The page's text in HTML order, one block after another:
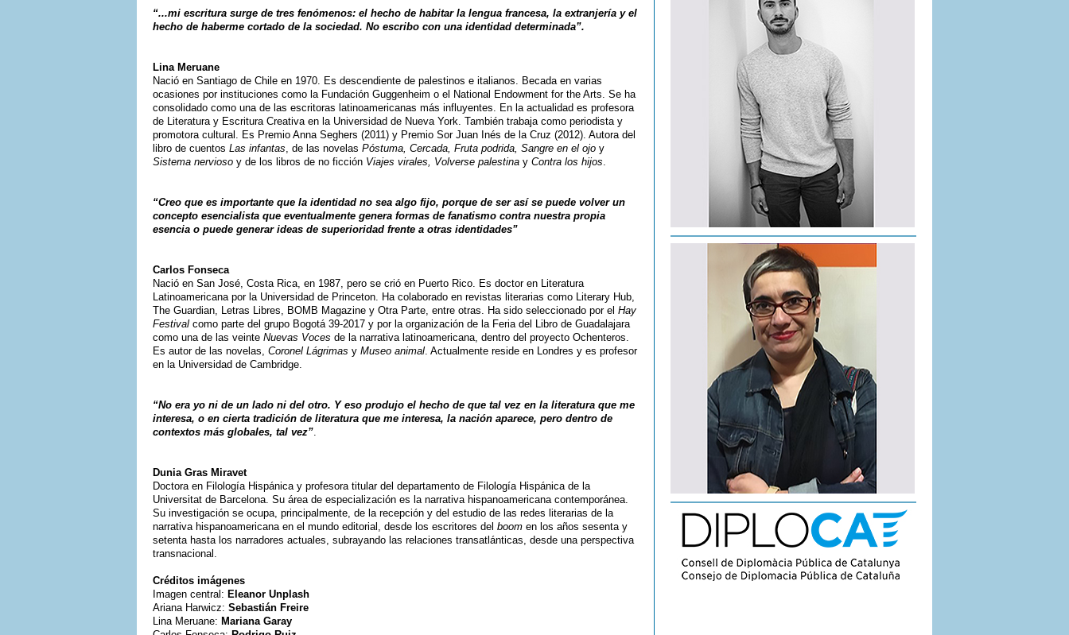
“...mi escritura surge de tres fenómenos: el hecho de habitar la lengua francesa, la extranjería y el
hecho de haberme cortado de la sociedad. No escribo con una identidad determinada”.
Lina Meruane
Nació en Santiago de Chile en 1970. Es descendiente de palestinos e italianos. Becada en varias
ocasiones por instituciones como la Fundación Guggenheim o el National Endowment for the Arts. Se ha
consolidado como una de las escritoras latinoamericanas más influyentes. En la actualidad es profesora
de Literatura y Escritura Creativa en la Universidad de Nueva York. También trabaja como periodista y
promotora cultural. Es Premio Anna Seghers (2011) y Premio Sor Juan Inés de la Cruz (2012). Autora del
libro de cuentos Las infantas, de las novelas Póstuma, Cercada, Fruta podrida, Sangre en el ojo y
Sistema nervioso y de los libros de no ficción Viajes virales, Volverse palestina y Contra los hijos.
“Creo que es importante que la identidad no sea algo fijo, porque de ser así se puede volver un
concepto esencialista que eventualmente genera formas de fanatismo contra nuestra propia
esencia o puede generar ideas de superioridad frente a otras identidades”
Carlos Fonseca
Nació en San José, Costa Rica, en 1987, pero se crió en Puerto Rico. Es doctor en Literatura
Latinoamericana por la Universidad de Princeton. Ha colaborado en revistas literarias como Literary Hub,
The Guardian, Letras Libres, BOMB Magazine y Otra Parte, entre otras. Ha sido seleccionado por el Hay
Festival como parte del grupo Bogotá 39-2017 y por la organización de la Feria del Libro de Guadalajara
como una de las veinte Nuevas Voces de la narrativa latinoamericana, dentro del proyecto Ochenteros.
Es autor de las novelas, Coronel Lágrimas y Museo animal. Actualmente reside en Londres y es profesor
en la Universidad de Cambridge.
“No era yo ni de un lado ni del otro. Y eso produjo el hecho de que tal vez en la literatura que me
interesa, o en cierta tradición de literatura que me interesa, la nación aparece, pero dentro de
contextos más globales, tal vez”.
Dunia Gras Miravet
Doctora en Filología Hispánica y profesora titular del departamento de Filología Hispánica de la
Universitat de Barcelona. Su área de especialización es la narrativa hispanoamericana contemporánea.
Su investigación se ocupa, principalmente, de la recepción y del estudio de las redes literarias de la
narrativa hispanoamericana en el mundo editorial, desde los escritores del boom en los años sesenta y
setenta hasta los narradores actuales, subrayando las relaciones transatlánticas, desde una perspectiva
transnacional.
Créditos imágenes
Imagen central: Eleanor Unplash
Ariana Harwicz: Sebastián Freire
Lina Meruane: Mariana Garay